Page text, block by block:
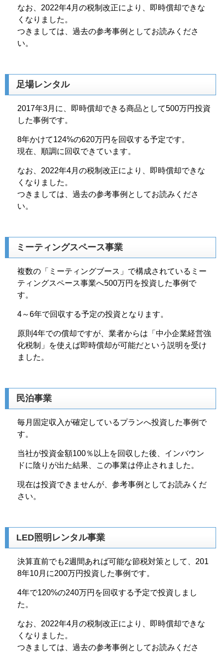
なお、2022年4月の税制改正により、即時償却できな
くなりました。
つきましては、過去の参考事例としてお読みくださ
い。
足場レンタル
2017年3月に、即時償却できる商品として500万円投資
した事例です。
8年かけて124%の620万円を回収する予定です。
現在、順調に回収できています。
なお、2022年4月の税制改正により、即時償却できな
くなりました。
つきましては、過去の参考事例としてお読みくださ
い。
ミーティングスペース事業
複数の「ミーティングブース」で構成されているミー
ティングスペース事業へ500万円を投資した事例で
す。
4～6年で回収する予定の投資となります。
原則4年での償却ですが、業者からは「中小企業経営強
化税制」を使えば即時償却が可能だという説明を受け
ました。
民泊事業
毎月固定収入が確定しているプランへ投資した事例で
す。
当社が投資金額100％以上を回収した後、インバウン
ドに陰りが出た結果、この事業は停止されました。
現在は投資できませんが、参考事例としてお読みくだ
さい。
LED照明レンタル事業
決算直前でも2週間あれば可能な節税対策として、201
8年10月に200万円投資した事例です。
4年で120%の240万円を回収する予定で投資しまし
た。
なお、2022年4月の税制改正により、即時償却できな
くなりました。
つきましては、過去の参考事例としてお読みくださ